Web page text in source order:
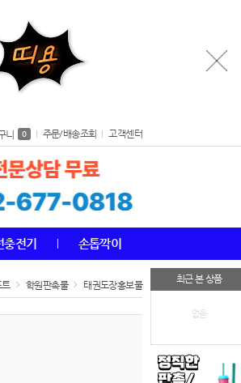
니 0 주문/배송조회 고객센터
충전기 손톱깍이
최근 본 상품
없음
트 학원판촉물 태권도장홍보물